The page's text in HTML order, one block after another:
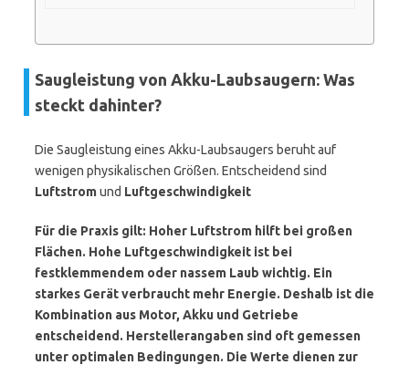
Saugleistung von Akku-Laubsaugern: Was
steckt dahinter?
Die Saugleistung eines Akku-Laubsaugers beruht auf
wenigen physikalischen Größen. Entscheidend sind
Luftstromund Luftgeschwindigkeit
Für die Praxis gilt: Hoher Luftstrom hilft bei großen
Flächen. Hohe Luftgeschwindigkeit ist bei
festklemmendem oder nassem Laub wichtig. Ein
starkes Gerät verbraucht mehr Energie. Deshalb ist die
Kombination aus Motor, Akku und Getriebe
entscheidend. Herstellerangaben sind oft gemessen
unter optimalen Bedingungen. Die Werte dienen zur